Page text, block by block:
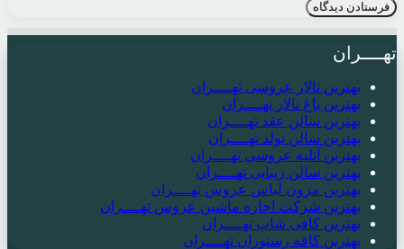
تهــــران
بهترین تالار عروسی تهــــران
بهترین باغ تالار تهــــران
بهترین سالن عقد تهــــران
بهترین سالن تولد تهــــران
بهترین آتلیه عروسی تهــــران
بهترین سالن زیبایی تهــــران
بهترین مزون لباس عروس تهــــران
بهترین شرکت اجاره ماشین عروس تهــــران
بهترین کافی شاپ تهــــران
بهترین کافه رستوران تهــــران